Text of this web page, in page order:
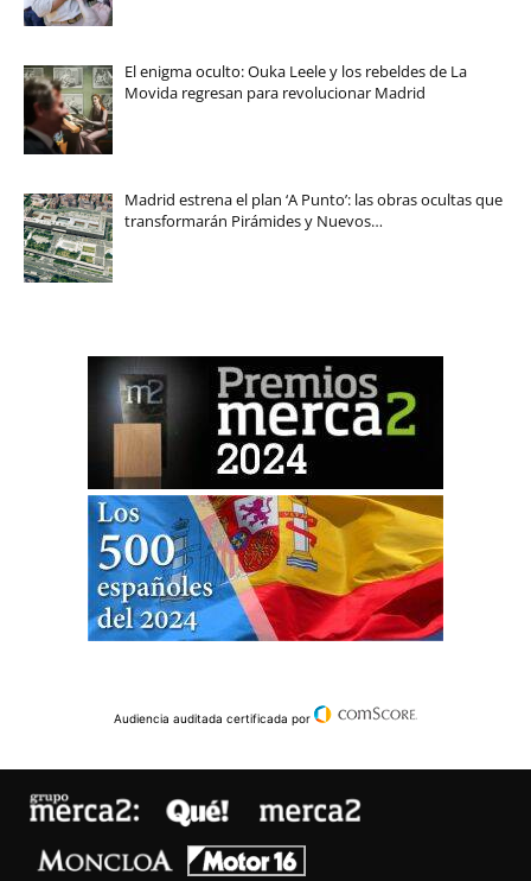
El enigma oculto: Ouka Leele y los rebeldes de La
Movida regresan para revolucionar Madrid
Madrid estrena el plan ‘A Punto’: las obras ocultas que
transformarán Pirámides y Nuevos…
Audiencia auditada certificada por